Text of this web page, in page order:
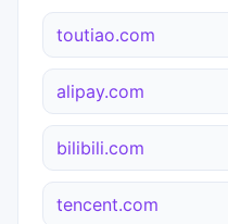
toutiao.com
alipay.com
bilibili.com
tencent.com